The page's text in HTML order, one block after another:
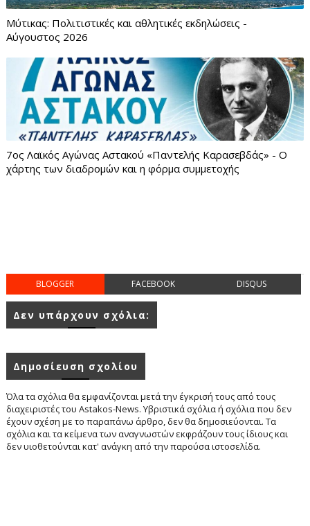
Μύτικας: Πολιτιστικές και αθλητικές εκδηλώσεις -
Αύγουστος 2026
7ος Λαϊκός Αγώνας Αστακού «Παντελής Καρασεβδάς» - Ο
χάρτης των διαδρομών και η φόρμα συμμετοχής
BLOGGER FACEBOOK DISQUS
Δεν υπάρχουν σχόλια:
Δημοσίευση σχολίου
Όλα τα σχόλια θα εμφανίζονται μετά την έγκρισή τους από τους
διαχειριστές του Astakos-News. Υβριστικά σχόλια ή σχόλια που δεν
έχουν σχέση με το παραπάνω άρθρο, δεν θα δημοσιεύονται. Τα
σχόλια και τα κείμενα των αναγνωστών εκφράζουν τους ίδιους και
δεν υιοθετούνται κατ' ανάγκη από την παρούσα ιστοσελίδα.